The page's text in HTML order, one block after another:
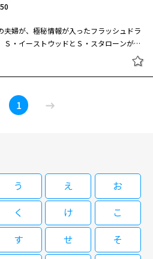
夫婦が、極秘情報が入ったフラッシュドラ
・イーストウッドとＳ・スタローンが共
ド・スピード／ファイヤーブースト」など
した注目作。イーストウッドは敵だったス
送っていた主人公に扮し、スタローンは経
暮らしていた。そんなある日、２人の家
シュドライブを発見する。程なくドライブ
ーは冷徹なＣＩＡの暗殺者チェスターから
ーとララは否応なく危険な世界へと舞い戻
パイ・エリート
夫婦が、極秘情報が入ったフラッシュドラ
Ｓ・イーストウッドとＳ・スタローンが共
・イーストウッドを父に持ち、自身も
ド・スピード／ファイヤーブースト」など
イーストウッドが、アクション映画界のレ
した注目作。イーストウッドは敵だったス
送っていた主人公に扮し、スタローンは経
閉じる
1
う え
お
く け
こ
す せ
そ